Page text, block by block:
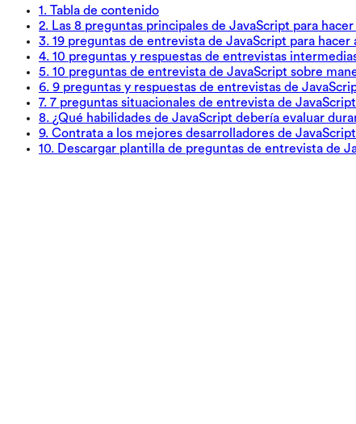
1 . Tabla de contenido
2. Las 8 preguntas principales de JavaScript para
3. 19 preguntas de entrevista de JavaScript para hacer
4. 10 preguntas y respuestas de entrevistas
5. 10 preguntas de entrevista de JavaScript sobre
6. 9 preguntas y respuestas de entrevistas de
7. 7 preguntas situacionales de entrevista de
8. ¿Qué habilidades de JavaScript debería evaluar
9. Contrata a los mejores desarrolladores de
10. Descargar plantilla de preguntas de entrevista de